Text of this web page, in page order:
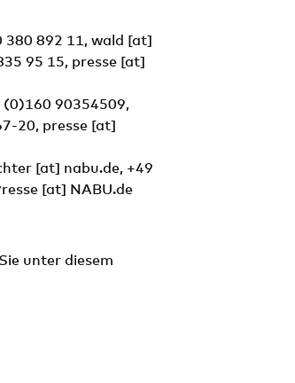
380 892 11, wald [at]
95 15, presse[at]
(0)160 90354509,
20, presse[at]
[at] nabu.de, +49
[at] NABU.de
unter diesem